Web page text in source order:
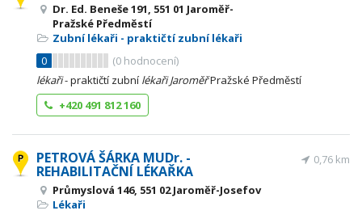
Dr. Ed. Beneše 191, 551 01 Jaroměř-
Pražské Předměstí
Zubní lékaři - praktičtí zubní lékaři
0
(0 hodnocení)
lékaři- praktičtí zubní lékaři JaroměřPražské Předměstí
+420 491 812 160
PETROVÁ ŠÁRKA MUDr. -
REHABILITAČNÍ LÉKAŘKA
Průmyslová 146, 551 02 Jaroměř-Josefov
Lékaři
0,76 km